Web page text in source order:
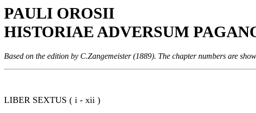
PAULI OROSII
HISTORIAE ADVERSUM
Based on the edition by C.Zangemeister (1889). The chapter numbers are
LIBER SEXTUS ( i - xii )